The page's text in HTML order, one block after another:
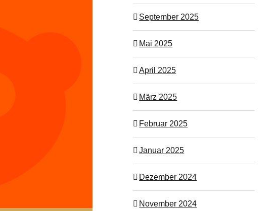
September 2025
Mai 2025
April 2025
März 2025
Februar 2025
Januar 2025
Dezember 2024
November 2024